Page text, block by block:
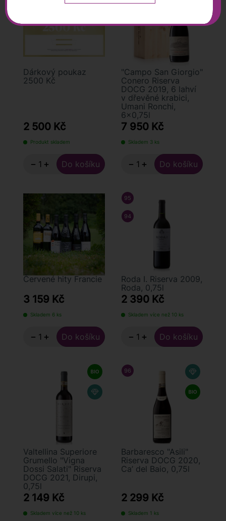
hodnocení od profesionálních hodnotitelů či kritiků. Ta
jsou většinou spolehlivým vodítkem ohledně kvality
vína. V neposlední řadě pak můžete využít chatovacího
okna na našem e-shopu a nechat si na základě
konkrétních preferencí doporučit to správné víno.
Dárkový poukaz
2500 Kč
2 500 Kč
Produkt skladem
− +
"Campo San Giorgio"
Conero Riserva
DOCG 2019, 6 lahví
v dřevěné krabici,
Umani Ronchi,
6x0,75l
7 950 Kč
Skladem 3 ks
− +
Červené hity Francie
3 159 Kč
Skladem 6 ks
− +
95
94
Roda I. Riserva 2009,
Roda, 0,75l
2 390 Kč
Skladem více než 10 ks
− +
Valtellina Superiore
Grumello "Vigna
Dossi Salati" Riserva
DOCG 2021, Dirupi,
0,75l
2 149 Kč
Skladem více než 10 ks
96 DOCTOR WINE
Barbaresco "Asili"
Riserva DOCG 2020,
Ca’ del Baio, 0,75l
2 299 Kč
Skladem 1 ks